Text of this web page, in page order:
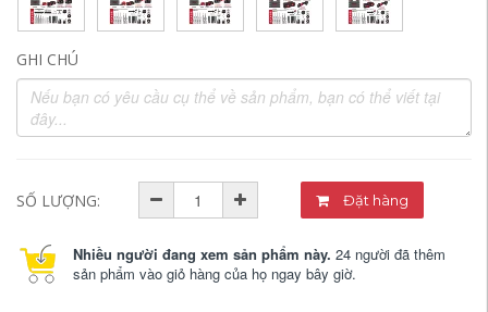
GHI CHÚ
SỐ LƯỢNG: Đặt hàng
Nhiều người đang xem sản phẩm này. 24 người đã thêm
sản phẩm vào giỏ hàng của họ ngay bây giờ.